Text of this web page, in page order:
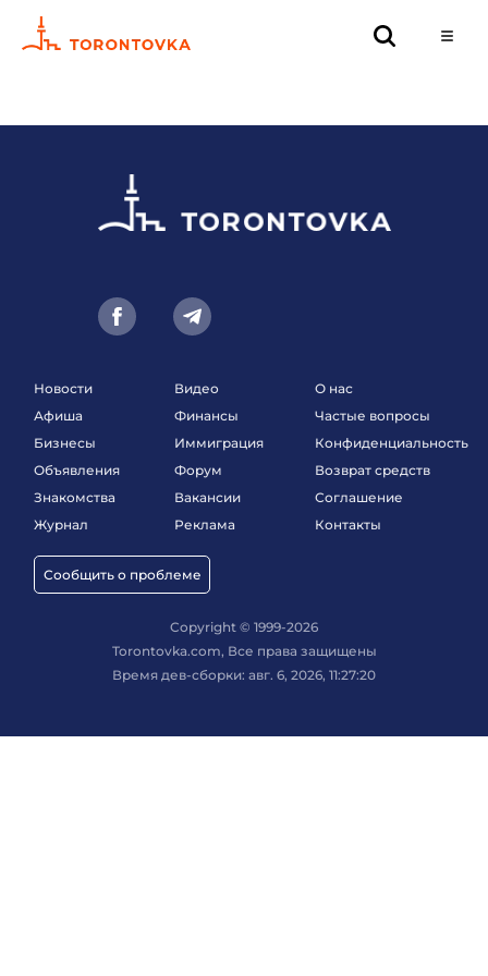
Новости
Афиша
Бизнесы
Объявления
Знакомства
Журнал
Сообщить о проблеме
Видео
Финансы
Иммиграция
Форум
Вакансии
Реклама
О нас
Частые вопросы
Конфиденциальность
Возврат средств
Соглашение
Контакты
Copyright © 1999-2026
Torontovka.com, Все права защищены
Время дев-сборки: авг. 6, 2026, 11:27:20